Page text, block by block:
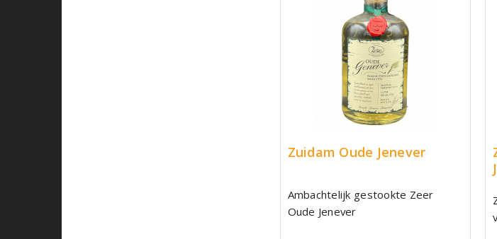
Zuidam Oude Jenever
Ambachtelijk gestookte Zeer
Oude Jenever